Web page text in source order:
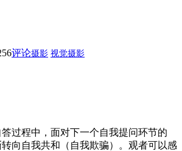
评论摄影 视觉摄影
过程中，面对下一个自我提问环节的
转向自我共和（自我欺骗）。观者可以感